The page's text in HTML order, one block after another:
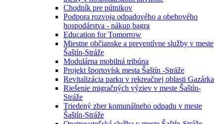
Chodník pre pútnikov
Podpora rozvoja odpadového a obehového
hospodárstva - nákup bagra
Education for Tomorrow
Miestne občianske a preventívne služby v meste
Šaštín-Stráže
Modulárna mobilná tribúna
Projekt športovísk mesta Šaštín -Stráže
Revitalizácia parku v rekreačnej oblasti Gazárka
Riešenie migračných výziev v meste Šaštín-
Stráže
Triedený zber komunálneho odpadu v meste
Šaštín-Stráže